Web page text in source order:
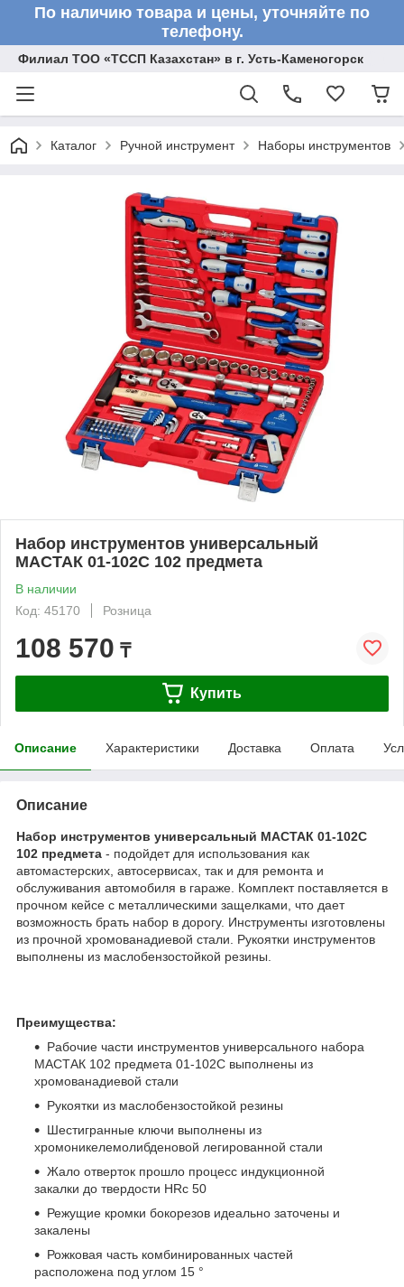
По наличию товара и цены, уточняйте по
телефону.
Филиал ТОО «ТССП Казахстан» в г. Усть-Каменогорск
Каталог Ручной инструмент Наборы инструментов
Набор инструментов универсальный
МАСТАК 01-102C 102 предмета
В наличии
Код: 45170
Розница
108 570 ₸
Купить
Описание Характеристики Доставка Оплата
Описание
Набор инструментов универсальный МАСТАК 01-102C
102 предмета - подойдет для использования как
автомастерских, автосервисах, так и для ремонта и
обслуживания автомобиля в гараже. Комплект поставляется в
прочном кейсе с металлическими защелками, что дает
возможность брать набор в дорогу. Инструменты изготовлены
из прочной хромованадиевой стали. Рукоятки инструментов
выполнены из маслобензостойкой резины.
Преимущества:
Рабочие части инструментов универсального набора
МАСТАК 102 предмета 01-102C выполнены из
хромованадиевой стали
Рукоятки из маслобензостойкой резины
Шестигранные ключи выполнены из
хромоникелемолибденовой легированной стали
Жало отверток прошло процесс индукционной
закалки до твердости HRc 50
Режущие кромки бокорезов идеально заточены и
закалены
Рожковая часть комбинированных частей
расположена под углом 15 °